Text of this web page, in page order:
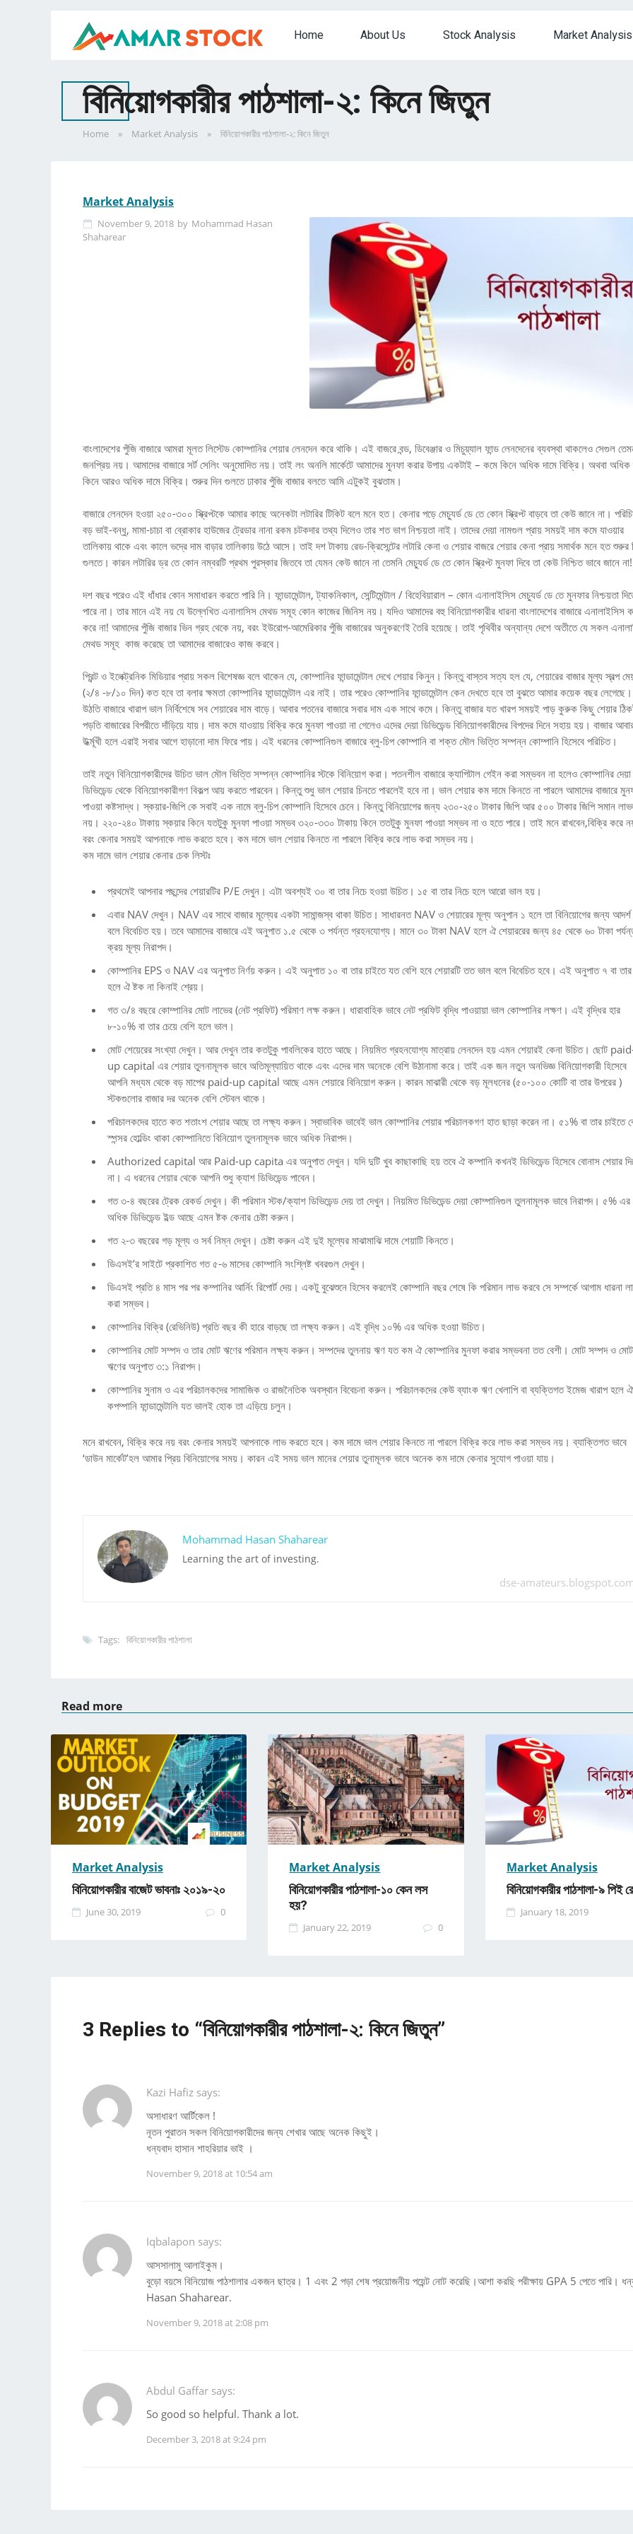
Home About Us Stock Analysis Market Analysis
বিনিয়োগকারীর পাঠশালা-২: কিনে জিতুন
Home » Market Analysis » বিনিয়োগকারীর পাঠশালা-২: কিনে জিতুন
Market Analysis
November 9, 2018 by Mohammad Hasan
Shaharear
বাংলাদেশের পুঁজি বাজারে আমরা মূলত লিস্টেড কোম্পানির শেয়ার লেনদেন করে থাকি। এই বাজরে বন্ড, ডিবেঞ্জার ও মিচুয়্যাল ফান্ড লেনদেনের ব্যবস্থা থাকলেও সেগুল
জনপ্রিয় নয়। আমাদের বাজারে সর্ট সেলিং অনুমোদিত নয়। তাই লং অনলি মার্কেটে আমাদের মুনফা করার উপায় একটাই – কমে কিনে অধিক দামে বিক্রি। অথবা অধিক
কিনে আরও অধিক দামে বিক্রি। শুরুর দিন গুলতে ঢাকার পুঁজি বাজার বলতে আমি এটুকই বুঝতাম।
বাজারে লেনদেন হওয়া ২৫০-৩০০ স্ক্রিপ্টকে আমার কাছে অনেকটা লটারির টিকিট বলে মনে হত। কেনার পড়ে মেচ্যুর্ড ডে তে কোন স্ক্রিপ্ট বাড়বে তা কেউ জানে না।
বড় ভাই-বন্ধু, মামা-চাচা বা ব্রোকার হাউজের ট্রেডার নানা রকম চটকদার তথ্য দিলেও তার শত ভাগ নিশ্চয়তা নাই। তাদের দেয়া নামগুল প্রায় সময়ই দাম কমে যাওয়ার
তালিকায় থাকে এবং কালে ভদ্রে দাম বাড়ার তালিকায় উঠে আসে। তাই দশ টাকায় রেড-ক্রিসেন্টের লটারি কেনা ও শেয়ার বাজরে শেয়ার কেনা প্রায় সমার্থক মনে হত শুরুর
গুলতে। কারন লটারির ড্র তে কোন নম্বরটি প্রথম পুরস্কার জিতবে তা যেমন কেউ জানে না তেমনি মেচ্যুর্ড ডে তে কোন স্ক্রিপ্ট মুনফা দিবে তা কেউ নিশ্চিত ভাবে জানে না!
দশ বছর পরেও এই ধাঁধার কোন সমাধারন করতে পারি নি। ফান্ডামেন্টাল, ট্যাকনিকাল, সেন্টিমেন্টাল / বিহেবিয়ারাল – কোন এনালাইসিস মেচ্যুর্ড ডে তে মুনফার নিশ্চয়তা
পারে না। তার মানে এই নয় যে উল্লেখিত এনালাসিস মেথড সমূহ কোন কাজের জিনিস নয়। যদিও আমাদের বহু বিনিয়োগকারীর ধারনা বাংলাদেশের বাজারে এনালাইসিস
করে না! আমাদের পুঁজি বাজার ভিন গ্রহ থেকে নয়, বরং ইউরোপ-আমেরিকার পুঁজি বাজারের অনুকরণেই তৈরি হয়েছে। তাই পৃথিবীর অন্যান্য দেশে অতীতে যে সকল
মেথড সমূহ কাজ করেছে তা আমাদের বাজারেও কাজ করবে।
প্রিন্ট ও ইলেক্ট্রনিক মিডিয়ার প্রায় সকল বিশেষজ্ঞ বলে থাকেন যে, কোম্পানির ফান্ডামেন্টাল দেখে শেয়ার কিনুন। কিন্তু বাস্তব সত্য হল যে, শেয়ারের বাজার মূল্য স্বল্প
(২/৪ -৮/১০ দিন) কত হবে তা বলার ক্ষমতা কোম্পানির ফান্ডামেন্টাল এর নাই। তার পরেও কোম্পানির ফান্ডামেন্টাল কেন দেখতে হবে তা বুঝতে আমার কয়েক বছর লেগেছে।
উঠতি বাজারে খারাপ ভাল নির্বিশেষে সব শেয়ারের দাম বাড়ে। আবার পতনের বাজারে সবার দাম এক সাথে কমে। কিন্তু বাজার যত খারপ সময়ই পাড় কুরুক কিছু শেয়ার
পড়তি বাজারের বিপরীতে দাঁড়িয়ে যায়। দাম কমে যাওয়ায় বিক্রি করে মুনফা পাওয়া না গেলেও এদের দেয়া ডিভিডেন্ড বিনিয়োগকারীদের বিপদের দিনে সহায় হয়। বাজার
উর্ধ্মূখী হলে এরাই সবার আগে হাড়ানো দাম ফিরে পায়। এই ধরনের কোম্পানিগুল বাজারে ব্লু-চিপ কোম্পানি বা শক্ত মৌল ভিত্তি সম্পন্ন কোম্পানি হিসেবে পরিচিত।
তাই নতুন বিনিয়োগকারীদের উচিত ভাল মৌল ভিত্তি সম্পন্ন কোম্পানির স্টকে বিনিয়োগ করা। পতনশীল বাজারে ক্যাপিটাল গেইন করা সম্ভবন না হলেও কোম্পানির দেয়া
ডিভিডেন্ড থেকে বিনিয়োগকারীগণ বিকল্প আয় করতে পারবেন। কিন্তু শুধু ভাল শেয়ার চিনতে পারলেই হবে না। ভাল শেয়ার কম দামে কিনতে না পারলে আমাদের বাজারে
পাওয়া কষ্টসাদ্ধ। স্কয়ার-জিপি কে সবাই এক নামে ব্লু-চিপ কোম্পানি হিসেবে চেনে। কিন্তু বিনিয়োগের জন্য ২৩০-২৫০ টাকার জিপি আর ৫০০ টাকার জিপি সমান
নয়। ২২০-২৪০ টাকায় স্কয়ার কিনে যতটুকু মুনফা পাওয়া সম্ভব ৩২০-৩৩০ টাকায় কিনে ততটুকু মুনফা পাওয়া সম্ভব না ও হতে পারে। তাই মনে রাখবেন,বিক্রি করে
বরং কেনার সময়ই আপনাকে লাভ করতে হবে। কম দামে ভাল শেয়ার কিনতে না পারলে বিক্রি করে লাভ করা সম্ভব নয়।
কম দামে ভাল শেয়ার কেনার চেক লিস্টঃ
প্রথমেই আপনার পছন্দের শেয়ারটির P/E দেখুন। এটা অবশ্যই ৩০ বা তার নিচে হওয়া উচিত। ১৫ বা তার নিচে হলে আরো ভাল হয়।
এবার NAV দেখুন। NAV এর সাথে বাজার মূল্যের একটা সামান্জস্ব থাকা উচিত। সাধারনত NAV ও শেয়ারের মূল্য অনুপান ১ হলে তা বিনিয়োগের জন্য আদর্শ
বলে বিবেচিত হয়। তবে আমাদের বাজারে এই অনুপাত ১.৫ থেকে ৩ পর্যন্ত গ্রহনযোগ্য। মানে ৩০ টাকা NAV হলে ঐ শেয়াররের জন্য ৪৫ থেকে ৬০ টাকা
ক্রয় মূল্য নিরাপদ।
কোম্পানির EPS ও NAV এর অনুপাত নির্ণয় করুন। এই অনুপাত ১০ বা তার চাইতে যত বেশি হবে শেয়ারটি তত ভাল বলে বিবেচিত হবে। এই অনুপাত ৭ বা
হলে ঐ ষ্টক না কিনাই শ্রেয়।
গত ৩/৪ বছরে কোম্পানির মোট লাভের (নেট প্রফিট) পরিমাণ লক্ষ করুন। ধারাবাহিক ভাবে নেট প্রফিট বৃদ্ধি পাওয়ায়া ভাল কোম্পানির লক্ষণ। এই বৃদ্ধির হার
৮-১০% বা তার চেয়ে বেশি হলে ভাল।
মোট শেয়েরের সংখ্যা দেখুন। আর দেখুন তার কতটুকু পাবলিকের হাতে আছে। নিয়মিত গ্রহনযোগ্য মাত্রায় লেনদেন হয় এমন শেয়ারই কেনা উচিত। ছোট
up capital এর শেয়ার তুলনামূলক ভাবে অতিমূল্যায়িত থাকে এবং এদের দাম অনেকে বেশি উঠানামা করে। তাই এক জন নতুন অনভিজ্ঞ বিনিয়োগকারী হিসেবে
আপনি মধ্যম থেকে বড় মাপের paid-up capital আছে এমন শেয়ারে বিনিয়োগ করুন। কারন মাঝারী থেকে বড় মূলধনের (৫০-১০০ কোটি বা তার উপরের )
স্টকগুলোর বাজার দর অনেক বেশি স্টেবল থাকে।
পরিচালকদের হাতে কত শতাংশ শেয়ার আছে তা লক্ষ্য করুন। স্বাভাবিক ভাবেই ভাল কোম্পানির শেয়ার পরিচালকগণ হাত ছাড়া করেন না। ৫১% বা তার চাইতে
স্পন্সর হোল্ডিং থাকা কোম্পানিতে বিনিয়োগ তুলনামূলক ভাবে অধিক নিরাপদ।
Authorized capital আর Paid-up capita এর অনুপাত দেখুন। যদি দুটি খুব কাছাকাছি হয় তবে ঐ কম্পানি কখনই ডিভিডেন্ড হিসেবে বোনাস শেয়ার
না। এ ধরনের শেয়ার থেকে আপনি শুধু ক্যাশ ডিভিডেন্ড পাবেন।
গত ৩-৪ বছরের ট্রেক রেকর্ড দেখুন। কী পরিমান স্টক/ক্যাশ ডিভিডেন্ড দেয় তা দেখুন। নিয়মিত ডিভিডেন্ড দেয়া কোম্পানিগুল তুলনামূলক ভাবে নিরাপদ। ৫% এর
অধিক ডিভিডেন্ড ইল্ড আছে এমন ষ্টক কেনার চেষ্টা করুন।
গত ২-৩ বছরের গড় মূল্য ও সর্ব নিম্ন দেখুন। চেষ্টা করুন এই দুই মূল্যের মাঝামাঝি দামে শেয়াটি কিনতে।
ডিএসই’র সাইটে প্রকাশিত গত ৫-৬ মাসের কোম্পানি সংশ্লিষ্ট খবরগুল দেখুন।
ডিএসই প্রতি ৪ মাস পর পর কম্পানির আর্নিং রিপোর্ট দেয়। একটু বুঝেশুনে হিসেব করলেই কোম্পানি বছর শেষে কি পরিমান লাভ করবে সে সম্পর্কে আগাম ধারনা
করা সম্ভব।
কোম্পানির বিক্রি (রেভিনিউ) প্রতি বছর কী হারে বাড়ছে তা লক্ষ্য করুন। এই বৃদ্ধি ১০% এর অধিক হওয়া উচিত।
কোম্পানির মোট সম্পদ ও তার মোট ঋণের পরিমান লক্ষ্য করুন। সম্পদের তুলনায় ঋণ যত কম ঐ কোম্পানির মুনফা করার সম্ভবনা তত বেশী। মোট সম্পদ ও মোট
ঋণের অনুপাত ৩:১ নিরাপদ।
কোম্পানির সুনাম ও এর পরিচালকদের সামাজিক ও রাজনৈতিক অবস্থান বিবেচনা করুন। পরিচালকদের কেউ ব্যাংক ঋণ খেলাপি বা ব্যক্তিগত ইমেজ খারাপ হলে ঐ
কপম্পানি ফান্ডামেন্টালি যত ভালই হোক তা এড়িয়ে চলুন।
মনে রাখবেন, বিক্রি করে নয় বরং কেনার সময়ই আপনাকে লাভ করতে হবে। কম দামে ভাল শেয়ার কিনতে না পারলে বিক্রি করে লাভ করা সম্ভব নয়। ব্যাক্তিগত ভাবে
‘ডাউন মার্কেট’হল আমার প্রিয় বিনিয়োগের সময়। কারন এই সময় ভাল মানের শেয়ার তুনামূলক ভাবে অনেক কম দামে কেনার সুযোগ পাওয়া যায়।
Mohammad Hasan Shaharear
Learning the art of investing.
dse-
Tags: বিনিয়োগকারীর পাঠশালা
Read more
Market Analysis
বিনিয়োগকারীর বাজেট ভাবনাঃ ২০১৯-২০
June 30, 2019 0
Market Analysis
বিনিয়োগকারীর পাঠশালা-১০ কেন লস
হয়?
January 22, 2019 0
Market Analysis
বিনিয়োগকারীর পাঠশালা-৯ পিই
January 18, 2019
3 Replies to “বিনিয়োগকারীর পাঠশালা-২: কিনে জিতুন”
Kazi Hafiz says:
অসাধারণ আর্টিকেল !
নূতন পুরাতন সকল বিনিয়োগকারীদের জন্য শেখার আছে অনেক কিছুই।
ধন্যবাদ হাসান শাহরিয়ার ভাই ।
November 9, 2018 at 10:54 am
Iqbalapon says:
আসসালামু আলাইকুম।
বুড়ো বয়সে বিনিয়োজ পাঠশালার একজন ছাত্র। 1 এবং 2 পড়া শেষ প্রয়োজনীয় পয়েন্ট নোট করেছি।আশা করছি পরীক্ষায় GPA 5 পেতে পারি।
Hasan Shaharear.
November 9, 2018 at 2:08 pm
Abdul Gaffar says:
So good so helpful. Thank a lot.
December 3, 2018 at 9:24 pm